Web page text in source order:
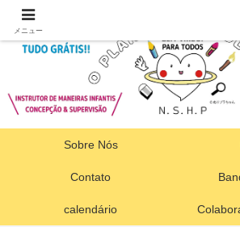
Sobre Nós
Contato
calendário
メニュー